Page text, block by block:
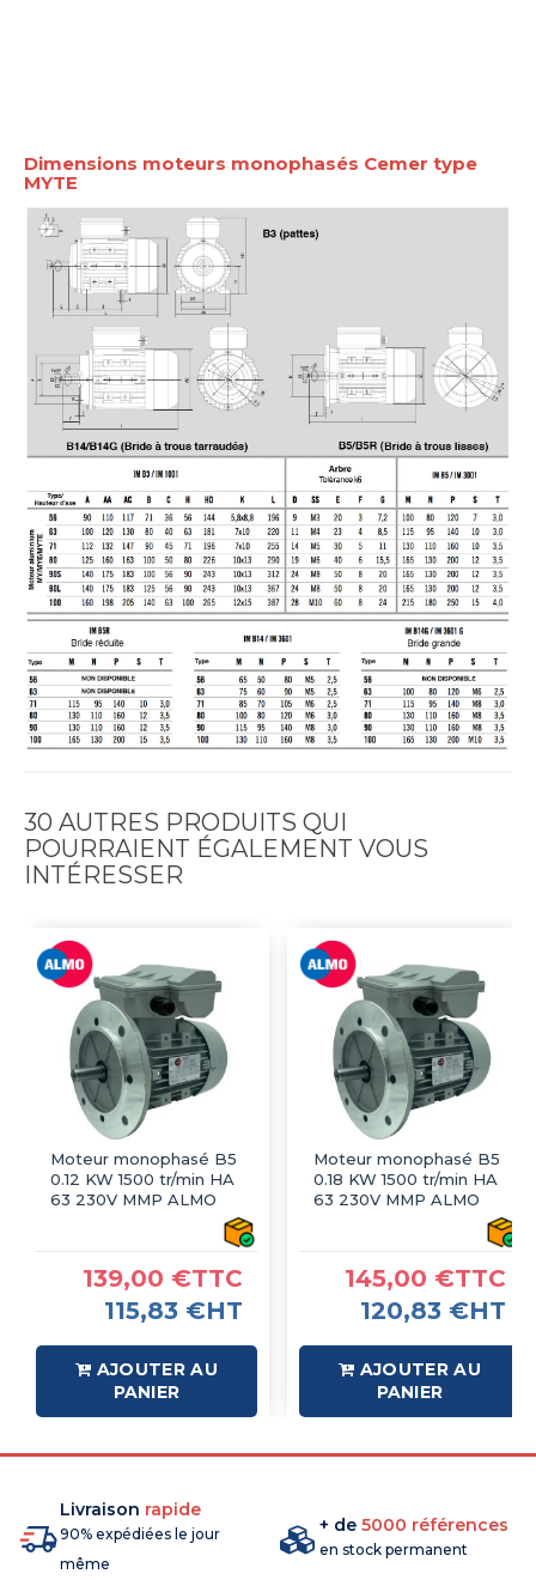
Dimensions moteurs monophasés Cemer type
MYTE
30 AUTRES PRODUITS QUI
POURRAIENT ÉGALEMENT VOUS
INTÉRESSER
Moteur monophasé B5
0.12 KW 1500 tr/min HA
63 230V MMP ALMO
139,00 €TTC
115,83 €HT
AJOUTER AU
PANIER
Moteur monophasé B5
0.18 KW 1500 tr/min HA
63 230V MMP ALMO
145,00 €TTC
120,83 €HT
AJOUTER AU
PANIER
Livraison rapide
90% expédiées le jour
même
+ de 5000 références
en stock permanent